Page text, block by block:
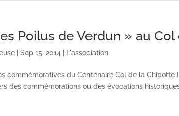
Poilus de Verdun » au
|Sep 15, 2014 | L'association
commémoratives du Centenaire Col de la
des commémorations ou des évocations